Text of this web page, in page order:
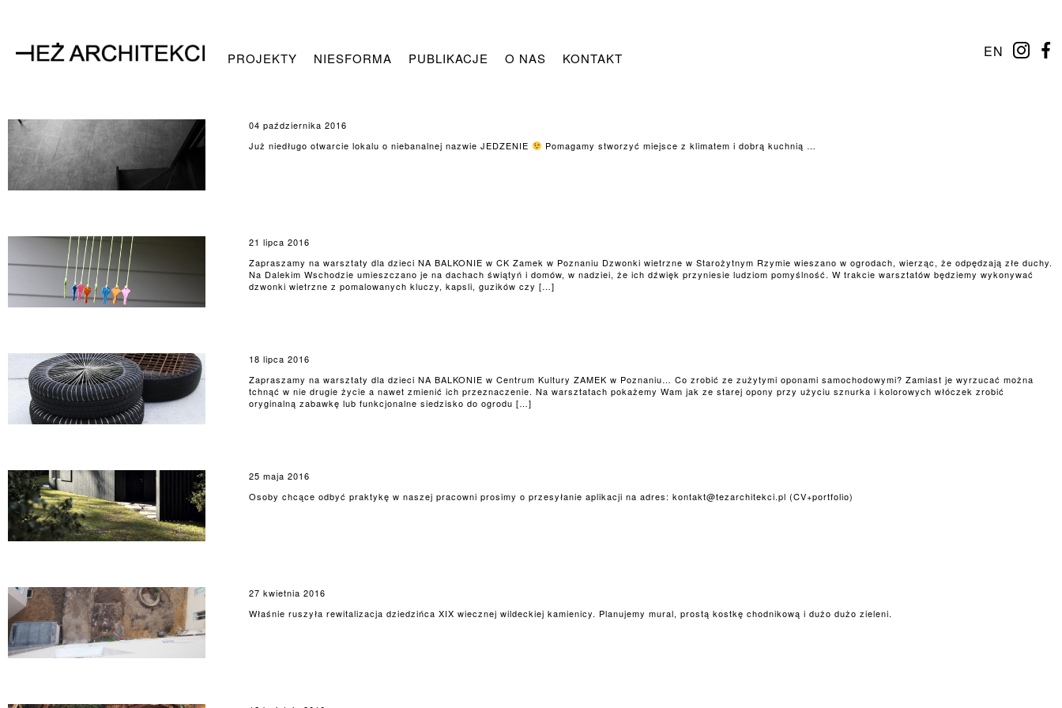
EN
PROJEKTY NIESFORMA PUBLIKACJE O NAS KONTAKT
04 października 2016
Już niedługo otwarcie lokalu o niebanalnej nazwie JEDZENIE
Pomagamy stworzyć miejsce z klimatem i dobrą kuchnią …
21 lipca 2016
Zapraszamy na warsztaty dla dzieci NA BALKONIE w CK Zamek w Poznaniu Dzwonki wietrzne w Starożytnym Rzymie wieszano w ogrodach, wierząc, że odpędzają złe duchy.
Na Dalekim Wschodzie umieszczano je na dachach świątyń i domów, w nadziei, że ich dźwięk przyniesie ludziom pomyślność. W trakcie warsztatów będziemy wykonywać
dzwonki wietrzne z pomalowanych kluczy, kapsli, guzików czy […]
18 lipca 2016
Zapraszamy na warsztaty dla dzieci NA BALKONIE w Centrum Kultury ZAMEK w Poznaniu… Co zrobić ze zużytymi oponami samochodowymi? Zamiast je wyrzucać można
tchnąć w nie drugie życie a nawet zmienić ich przeznaczenie. Na warsztatach pokażemy Wam jak ze starej opony przy użyciu sznurka i kolorowych włóczek zrobić
oryginalną zabawkę lub funkcjonalne siedzisko do ogrodu […]
25 maja 2016
Osoby chcące odbyć praktykę w naszej pracowni prosimy o przesyłanie aplikacji na adres: kontakt@tezarchitekci.pl (CV+portfolio)
27 kwietnia 2016
Właśnie ruszyła rewitalizacja dziedzińca XIX wiecznej wildeckiej kamienicy. Planujemy mural, prostą kostkę chodnikową i dużo dużo zieleni.